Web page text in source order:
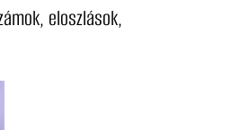
eloszlások,